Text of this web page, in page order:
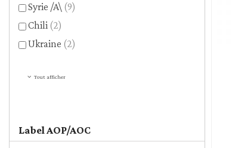
Syrie /A\ (9)
Chili (2)
Ukraine (2)
Tout afficher
Label AOP/AOC